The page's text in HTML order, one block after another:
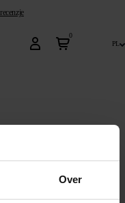
Over
recenzje
0
pl